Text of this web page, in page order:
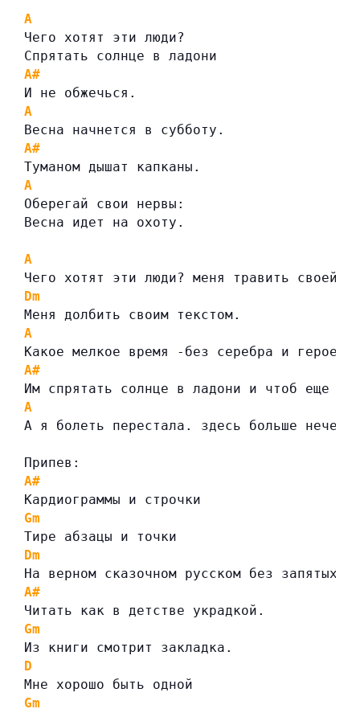
A
Чего хотят эти люди?
Спрятать солнце в ладони
A#
И не обжечься.
A
Весна начнется в субботу.
A#
Туманом дышат капканы.
A
Оберегай свои нервы:
Весна идет на охоту.
A
Чего хотят эти люди? меня травить своей
Dm
Меня долбить своим текстом.
A
Какое мелкое время -без серебра и героев
A#
Им спрятать солнце в ладони и чтоб еще не
A
А я болеть перестала. здесь больше нечего
Припев:
A#
Кардиограммы и строчки
Gm
Тире абзацы и точки
Dm
На верном сказочном русском без запятых
A#
Читать как в детстве украдкой.
Gm
Из книги смотрит закладка.
D
Мне хорошо быть одной
Gm